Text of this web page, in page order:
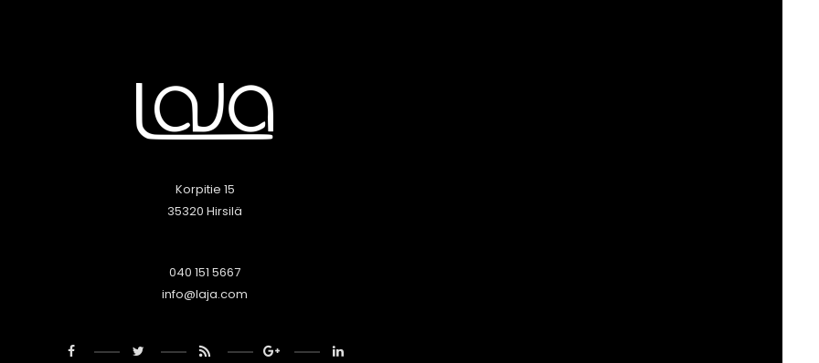
Korpitie 15
35320 Hirsilä
040 151 5667
info@laja.com